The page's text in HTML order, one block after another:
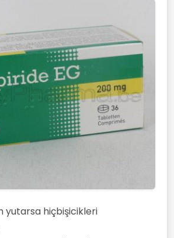
yutarsa hiçbişicikleri